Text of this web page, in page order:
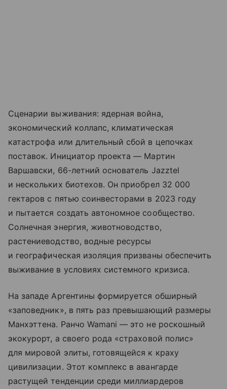
Сценарии выживания: ядерная война,
экономический коллапс, климатическая
катастрофа или длительный сбой в цепочках
поставок. Инициатор проекта — Мартин
Варшавски, 66-летний основатель Jazztel
и нескольких биотехов. Он приобрел 32 000
гектаров с пятью соинвесторами в 2023 году
и пытается создать автономное сообщество.
Солнечная энергия, животноводство,
растениеводство, водные ресурсы
и географическая изоляция призваны обеспечить
выживание в условиях системного кризиса.
На западе Аргентины формируется обширный
«заповедник», в пять раз превышающий размеры
Манхэттена. Ранчо Wamani — это не роскошный
экокурорт, а своего рода «страховой полис»
для мировой элиты, готовящейся к краху
цивилизации. Этот комплекс в авангарде
растущей тенденции среди миллиардеров